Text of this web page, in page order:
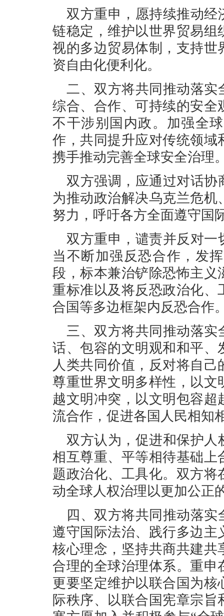
双方重申，愿持续推动经
链稳定，维护以世界贸易
视的多边贸易体制，支持
资自由化便利化。
二、双方将共同推动落实
综合、合作、可持续的安
不干涉别国内政。加强全
作，共同提升应对传统领
携手推动完善全球安全治理
双方强调，应通过对话协
为推动政治解决乌克兰危
努力，呼吁各方全面遵守国
双方重申，谴责并反对一
当不断加强反恐合作，发
段，标本兼治铲除恐怖主
重标准以及将反恐政治化
合国等多边框架内反恐合作
三、双方将共同推动落
话、包容的文明观和和平
人类共同价值，反对将自
尊重世界文明多样性，以
越文明冲突，以文明包容
流合作，促进各国人民相知
双方认为，促进和保护人
相互尊重、平等相待基础
题政治化、工具化。双方
动全球人权治理以更加公正
四、双方将共同推动落
遵守国际法治、践行多边
核心理念，坚持共商共建
合理的全球治理体系。重
更要坚定维护以联合国为
际秩序、以联合国宪章宗